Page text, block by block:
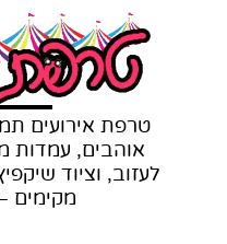
טרפת אירועים
אוהבים, עמדות
לעזוב, וציוד
מקימים